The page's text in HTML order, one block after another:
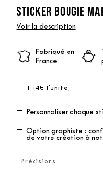
STICKER BOUGIE
Voir la description
Fabriqué en
France
Personnaliser chaque
Option graphiste :
de votre création à